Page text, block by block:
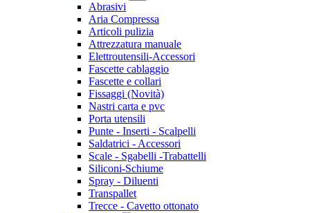
Abrasivi
Aria Compressa
Articoli pulizia
Attrezzatura manuale
Elettroutensili-Accessori
Fascette cablaggio
Fascette e collari
Fissaggi (Novità)
Nastri carta e pvc
Porta utensili
Punte - Inserti - Scalpelli
Saldatrici - Accessori
Scale - Sgabelli -Trabattelli
Siliconi-Schiume
Spray - Diluenti
Transpallet
Trecce - Cavetto ottonato